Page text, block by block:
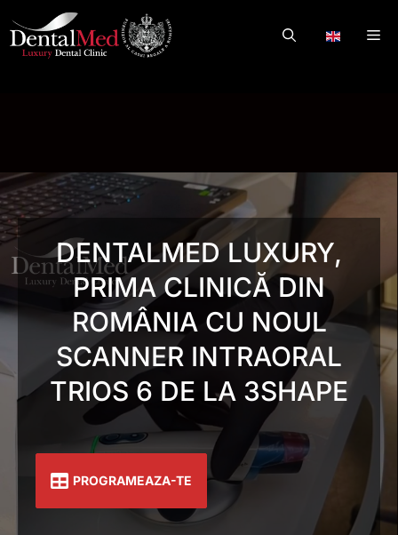
to
content
DENTALMED LUXURY,
PRIMA CLINICĂ DIN
ROMÂNIA CU NOUL
SCANNER INTRAORAL
TRIOS 6 DE LA 3SHAPE
PROGRAMEAZA-TE